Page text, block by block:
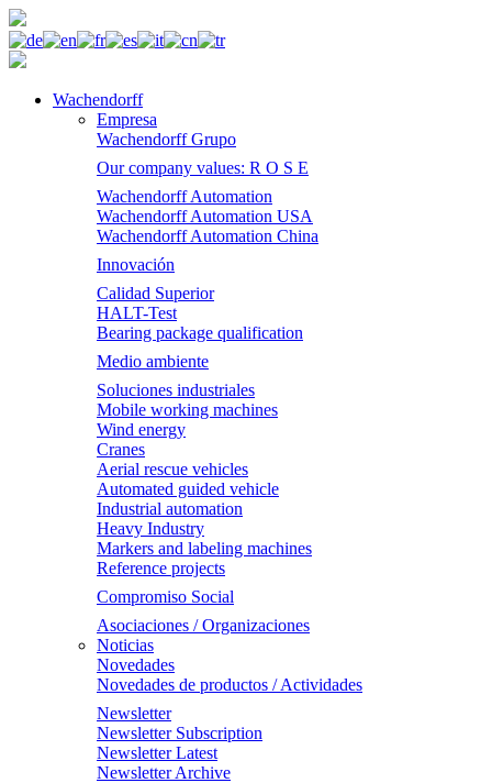
Wachendorff
Empresa
Wachendorff Grupo
Our company values: R O S E
Wachendorff Automation
Wachendorff Automation USA
Wachendorff Automation China
Innovación
Calidad Superior
HALT-Test
Bearing package qualification
Medio ambiente
Soluciones industriales
Mobile working machines
Wind energy
Cranes
Aerial rescue vehicles
Automated guided vehicle
Industrial automation
Heavy Industry
Markers and labeling machines
Reference projects
Compromiso Social
Asociaciones / Organizaciones
Noticias
Novedades
Novedades de productos / Actividades
Newsletter
Newsletter Subscription
Newsletter Latest
Newsletter Archive